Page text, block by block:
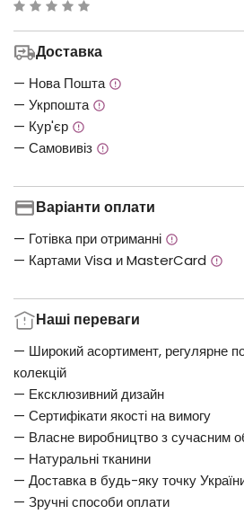
0.00
з
5
Доставка
— Нова Пошта
— Укрпошта
— Кур'єр
— Самовивіз
Варіанти оплати
— Готівка при отриманні
— Картами Visa и MasterCard
Наші переваги
— Широкий асортимент, регулярне
колекцій
— Ексклюзивний дизайн
— Сертифікати якості на вимогу
— Власне виробництво з сучасним
— Натуральні тканини
— Доставка в будь-яку точку
— Зручні способи оплати